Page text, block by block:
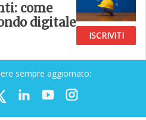
come
digitale
ISCRIVITI
sempre aggiornato: